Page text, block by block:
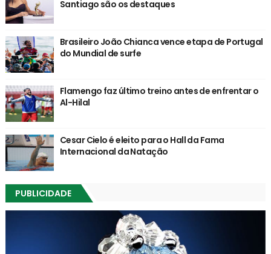
Santiago são os destaques
Brasileiro João Chianca vence etapa de Portugal
do Mundial de surfe
Flamengo faz último treino antes de enfrentar o
Al-Hilal
Cesar Cielo é eleito para o Hall da Fama
Internacional da Natação
PUBLICIDADE